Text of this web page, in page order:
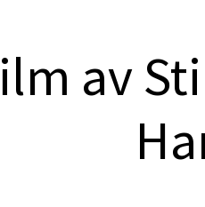
av